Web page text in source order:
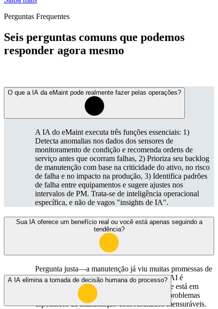
Perguntas Frequentes
Seis perguntas comuns que podemos
responder agora mesmo
O que a IA da eMaint pode realmente fazer pelas operações?
A IA do eMaint executa três funções essenciais: 1)
Detecta anomalias nos dados dos sensores de
monitoramento de condição e recomenda ordens de
serviço antes que ocorram falhas, 2) Prioriza seu backlog
de manutenção com base na criticidade do ativo, no risco
de falha e no impacto na produção, 3) Identifica padrões
de falha entre equipamentos e sugere ajustes nos
intervalos de PM. Trata-se de inteligência operacional
específica, e não de vagos "insights de IA".
Sua IA oferece um benefício real ou você está apenas seguindo a
tendência?
Pergunta justa—a manutenção já viu muitas promessas de
software que não se concretizam. O eMaint AI é
construído sobre uma plataforma CMMS que está em
produção há mais de 40 anos. A IA resolve problemas
específicos de manutenção com resultados mensuráveis.
A IA elimina a tomada de decisão humana do processo?